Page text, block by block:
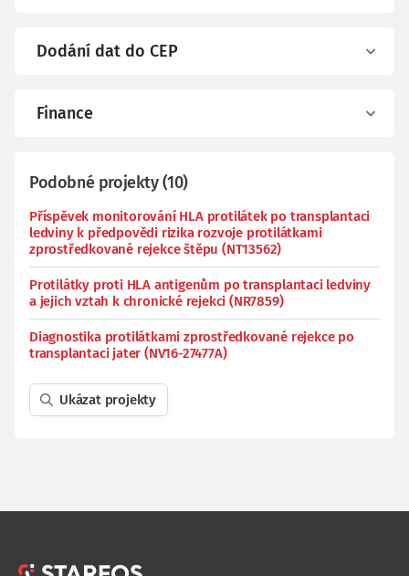
Dodání dat do CEP
Finance
Podobné projekty(10)
Příspěvek monitorování HLA protilátek po transplantaci
ledviny k předpovědi rizika rozvoje protilátkami
zprostředkované rejekce štěpu (NT13562)
Protilátky proti HLA antigenům po transplantaci ledviny
a jejich vztah k chronické rejekci (NR7859)
Diagnostika protilátkami zprostředkované rejekce po
transplantaci jater (NV16-27477A)
Ukázat projekty